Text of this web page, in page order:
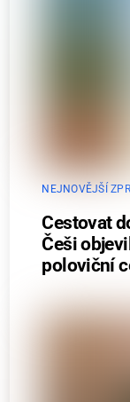
NEJNOVĚJŠÍ
Cestovat
Češi
poloviční